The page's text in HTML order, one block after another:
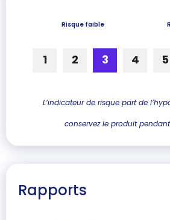
Risque faible
1 2 3 4 5
L’indicateur de risque part de
conservez le produit
Rapports